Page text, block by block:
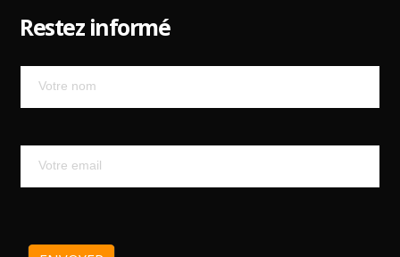
Restez informé